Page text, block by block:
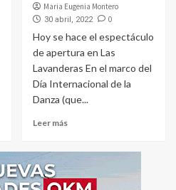
Maria Eugenia Montero
30 abril, 2022 0
Hoy se hace el espectáculo
de apertura en Las
Lavanderas En el marco del
Día Internacional de la
Danza (que...
Leer más